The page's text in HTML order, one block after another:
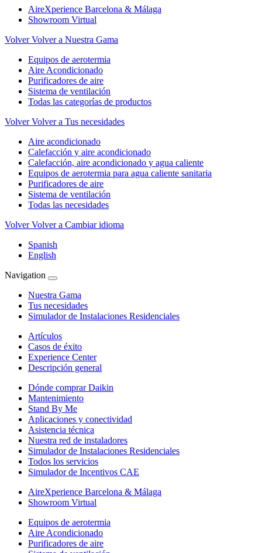
AireXperience Barcelona & Málaga
Showroom Virtual
Volver Volver a Nuestra Gama
Equipos de aerotermia
Aire Acondicionado
Purificadores de aire
Sistema de ventilación
Todas las categorías de productos
Volver Volver a Tus necesidades
Aire acondicionado
Calefacción y aire acondicionado
Calefacción, aire acondicionado y agua caliente
Equipos de aerotermia para agua caliente sanitaria
Purificadores de aire
Sistema de ventilación
Todas las necesidades
Volver Volver a Cambiar idioma
Spanish
English
Navigation
Nuestra Gama
Tus necesidades
Simulador de Instalaciones Residenciales
Artículos
Casos de éxito
Experience Center
Descripción general
Dónde comprar Daikin
Mantenimiento
Stand By Me
Aplicaciones y conectividad
Asistencia técnica
Nuestra red de instaladores
Simulador de Instalaciones Residenciales
Todos los servicios
Simulador de Incentivos CAE
AireXperience Barcelona & Málaga
Showroom Virtual
Equipos de aerotermia
Aire Acondicionado
Purificadores de aire